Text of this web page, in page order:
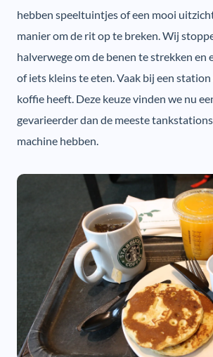
hebben speeltuintjes of een mooi
manier om de rit op te breken. Wij
halverwege om de benen te strekken en
of iets kleins te eten. Vaak bij een
koffie heeft. Deze keuze vinden we nu
gevarieerder dan de meeste
machine hebben.